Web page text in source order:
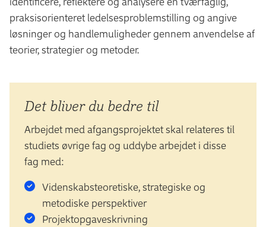
praksisorienteret ledelsesproblemstilling og angive
løsninger og handlemuligheder gennem anvendelse af
teorier, strategier og metoder.
Det bliver du bedre til
Arbejdet med afgangsprojektet skal relateres til
studiets øvrige fag og uddybe arbejdet i disse
fag med:
Videnskabsteoretiske, strategiske og
metodiske perspektiver
Projektopgaveskrivning